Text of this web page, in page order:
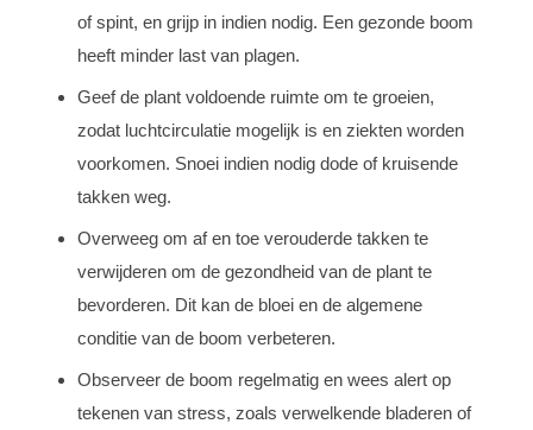
of spint, en grijp in indien nodig. Een gezonde boom
heeft minder last van plagen.
Geef de plant voldoende ruimte om te groeien,
zodat luchtcirculatie mogelijk is en ziekten worden
voorkomen. Snoei indien nodig dode of kruisende
takken weg.
Overweeg om af en toe verouderde takken te
verwijderen om de gezondheid van de plant te
bevorderen. Dit kan de bloei en de algemene
conditie van de boom verbeteren.
Observeer de boom regelmatig en wees alert op
tekenen van stress, zoals verwelkende bladeren of